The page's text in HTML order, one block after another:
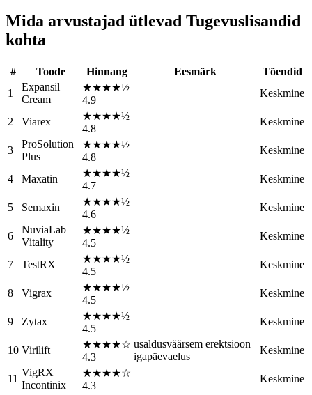
Mida arvustajad ütlevad Tugevuslisandid
kohta
# Toode Hinnang Eesmärk
Tõendid
1
Expansil
Cream
★★★★½
4.9
Keskmine
2 Viarex
★★★★½
4.8
Keskmine
3
ProSolution
Plus
★★★★½
4.8
Keskmine
4 Maxatin
★★★★½
4.7
Keskmine
5 Semaxin
★★★★½
4.6
Keskmine
6
NuviaLab
Vitality
★★★★½
4.5
Keskmine
7 TestRX
★★★★½
4.5
Keskmine
8 Vigrax
★★★★½
4.5
Keskmine
9 Zytax
★★★★½
4.5
Keskmine
10 Virilift
★★★★☆
4.3
usaldusväärsem erektsioon
igapäevaelus
Keskmine
11
VigRX
Incontinix
★★★★☆
4.3
Keskmine